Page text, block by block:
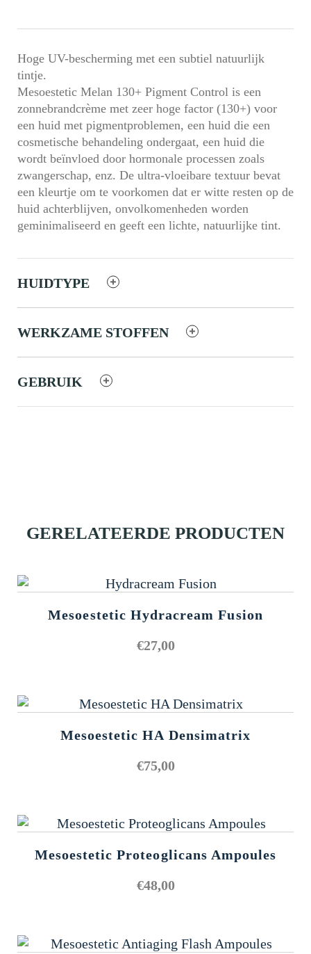
Hoge UV-bescherming met een subtiel natuurlijk
tintje.
Mesoestetic Melan 130+ Pigment Control is een
zonnebrandcrème met zeer hoge factor (130+) voor
een huid met pigmentproblemen, een huid die een
cosmetische behandeling ondergaat, een huid die
wordt beïnvloed door hormonale processen zoals
zwangerschap, enz. De ultra-vloeibare textuur bevat
een kleurtje om te voorkomen dat er witte resten op de
huid achterblijven, onvolkomenheden worden
geminimaliseerd en geeft een lichte, natuurlijke tint.
HUIDTYPE
WERKZAME STOFFEN
GEBRUIK
GERELATEERDE PRODUCTEN
Mesoestetic Hydracream Fusion
€27,00
Mesoestetic HA Densimatrix
€75,00
Mesoestetic Proteoglicans Ampoules
€48,00